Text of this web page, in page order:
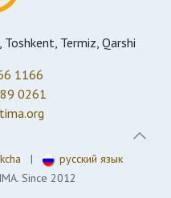
Termiz, Qarshi
1166
0261
Since 2012
| русский язык